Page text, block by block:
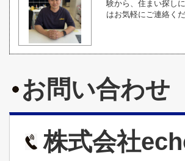
験から、住まい探し
はお気軽にご連絡く
お問い合わせ
株式会社